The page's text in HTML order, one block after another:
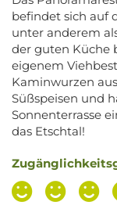
befindet sich auf
unter anderem
der guten Küche
eigenem
Kaminwurzen
Süßspeisen und
Sonnenterrasse
das Etschtal!